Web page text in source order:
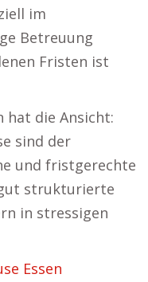
im
Betreuung
Fristen ist
hat die Ansicht:
sind der
und fristgerechte
strukturierte
in stressigen
Essen